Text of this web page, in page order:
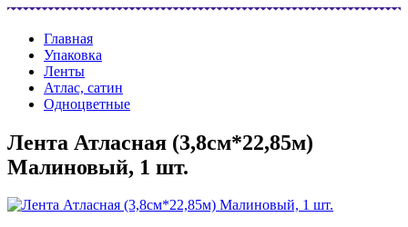
Главная
Упаковка
Ленты
Атлас, сатин
Одноцветные
Лента Атласная (3,8см*22,85м)
Малиновый, 1 шт.